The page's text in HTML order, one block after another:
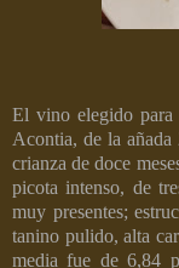
El vino elegido para
Acontia, de la
crianza de doce
picota intenso, de
muy presentes;
tanino pulido, alta
media fue de 6,84